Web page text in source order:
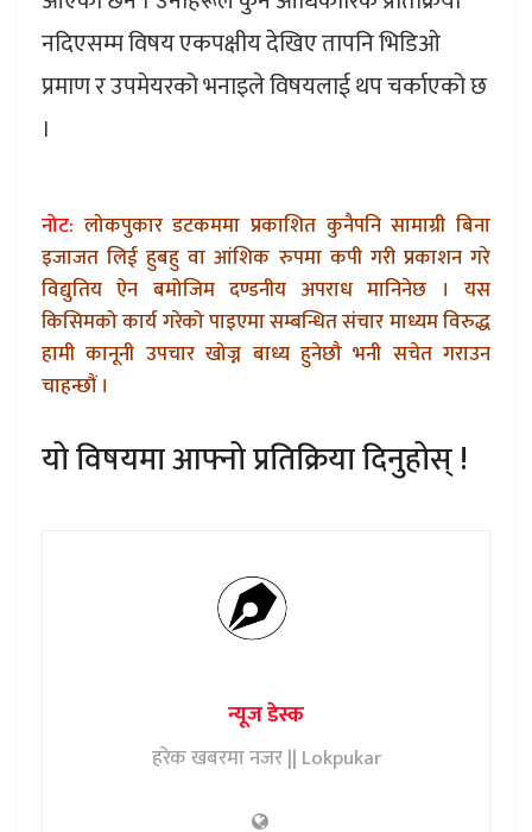
नदिएसम्म विषय एकपक्षीय देखिए तापनि भिडिओ
प्रमाण र उपमेयरको भनाइले विषयलाई थप चर्काएको छ
।
नोट: लोकपुकार डटकममा प्रकाशित कुनैपनि सामाग्री बिना
इजाजत लिई हुबहु वा आंशिक रुपमा कपी गरी प्रकाशन गरे
विद्युतिय ऐन बमोजिम दण्डनीय अपराध मानिनेछ । यस
किसिमको कार्य गरेको पाइएमा सम्बन्धित संचार माध्यम विरुद्ध
हामी कानूनी उपचार खोज्न बाध्य हुनेछौ भनी सचेत गराउन
चाहन्छौं ।
यो विषयमा आफ्नो प्रतिक्रिया दिनुहोस् !
न्यूज डेस्क
हरेक खबरमा नजर || Lokpukar